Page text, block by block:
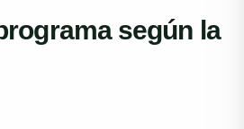
según la